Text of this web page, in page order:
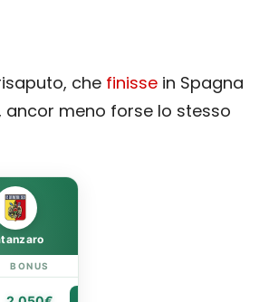
che finisse in Spagna
ancor meno forse lo stesso
BONUS